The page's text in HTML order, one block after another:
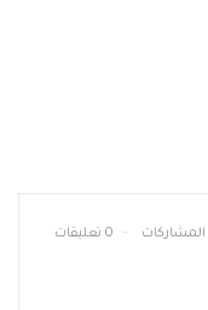
0 تعليقات